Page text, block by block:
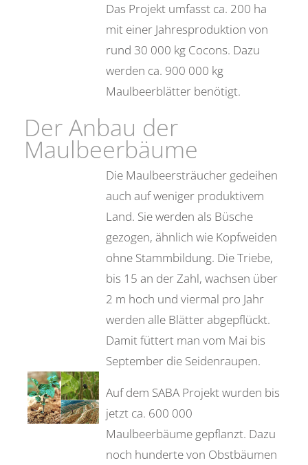
Das Projekt umfasst ca. 200 ha
mit einer Jahresproduktion von
rund 30 000 kg Cocons. Dazu
werden ca. 900 000 kg
Maulbeerblätter benötigt.
Der Anbau der
Maulbeerbäume
Die Maulbeersträucher gedeihen
auch auf weniger produktivem
Land. Sie werden als Büsche
gezogen, ähnlich wie Kopfweiden
ohne Stammbildung. Die Triebe,
bis 15 an der Zahl, wachsen über
2 m hoch und viermal pro Jahr
werden alle Blätter abgepflückt.
Damit füttert man vom Mai bis
September die Seidenraupen.
Auf dem SABA Projekt wurden bis
jetzt ca. 600 000
Maulbeerbäume gepflanzt. Dazu
noch hunderte von Obstbäumen